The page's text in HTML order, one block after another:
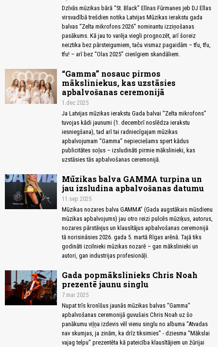
Dzīvās mūzikas bārā “St. Black” Elīnas Fūrmanes jeb DJ Ellas
virsvadībā trešdien notika Latvijas Mūzikas ierakstu gada
balvas “Zelta mikrofons 2026” nominantu izziņošanas
pasākums. Kā jau to varēja viegli prognozēt, arī šoreiz
neiztika bez pārsteigumiem, taču vismaz pagaidām – tfu, tfu,
tfu! – arī bez “Olas 2025” cienīgiem skandāliem.
“Gamma” nosauc pirmos
māksliniekus, kas uzstāsies
apbalvošanas ceremonijā
1.dec 2025
Ja Latvijas mūzikas ierakstu Gada balvai “Zelta mikrofons”
tuvojas kādi jaunumi (1. decembrī noslēdza ierakstu
iesniegšana), tad arī tai radniecīgajam mūzikas
apbalvojumam “Gamma” nepieciešams spert kādus
publicitātes soļus – izsludināti pirmie mākslinieki, kas
uzstāsies tās apbalvošanas ceremonijā.
Mūzikas balva GAMMA turpina un
jau izsludina apbalvošanas datumu
11.sep 2025
Mūzikas nozares balva GAMMA” (Gada augstākais mūsdienu
mūzikas apbalvojums) jau otro reizi pulcēs mūziķus, autorus,
nozares pārstāvjus un klausītājus apbalvošanas ceremonijā
tā norisināsies 2026. gada 5. martā Rīgas arēnā. Tajā tiks
godināti izcilnieki mūzikas nozarē – gan mākslinieki un
autori, gan industrijas profesionāļi.
Gada popmākslinieks Chris Noah
prezentē jaunu singlu
7.mar 2025
Nupat trīs kronīšus jaunās mūzikas balvas “Gamma”
apbalvošanas ceremonijā guvušais Chris Noah uz šo
panākumu viļņa izdevis vēl vienu singlu no albuma “Atvadas
nav skumjas, ja zinām, ka drīz tiksimies” - dziesma “Mākslai
vajag telpu” prezentēta kā pateicība klausītājiem un žūrijai